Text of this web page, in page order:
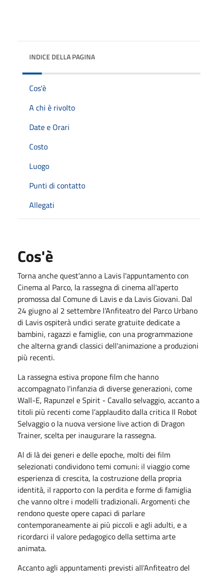
INDICE DELLA PAGINA
Cos'è
A chi è rivolto
Date e Orari
Costo
Luogo
Punti di contatto
Allegati
Cos'è
Torna anche quest'anno a Lavis l'appuntamento con
Cinema al Parco, la rassegna di cinema all'aperto
promossa dal Comune di Lavis e da Lavis Giovani. Dal
24 giugno al 2 settembre l’Anfiteatro del Parco Urbano
di Lavis ospiterà undici serate gratuite dedicate a
bambini, ragazzi e famiglie, con una programmazione
che alterna grandi classici dell'animazione a produzioni
più recenti.
La rassegna estiva propone film che hanno
accompagnato l'infanzia di diverse generazioni, come
Wall-E, Rapunzel e Spirit - Cavallo selvaggio, accanto a
titoli più recenti come l’applaudito dalla critica Il Robot
Selvaggio o la nuova versione live action di Dragon
Trainer, scelta per inaugurare la rassegna.
Al di là dei generi e delle epoche, molti dei film
selezionati condividono temi comuni: il viaggio come
esperienza di crescita, la costruzione della propria
identità, il rapporto con la perdita e forme di famiglia
che vanno oltre i modelli tradizionali. Argomenti che
rendono queste opere capaci di parlare
contemporaneamente ai più piccoli e agli adulti, e a
ricordarci il valore pedagogico della settima arte
animata.
Accanto agli appuntamenti previsti all'Anfiteatro del